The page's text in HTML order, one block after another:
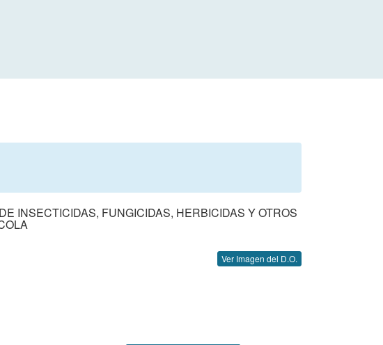
INSECTICIDAS, FUNGICIDAS, HERBICIDAS Y OTROS
Ver Imagen del D.O.